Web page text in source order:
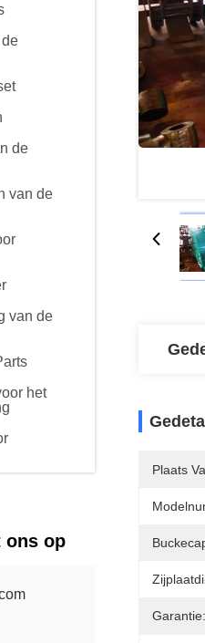
de
van de
van de
het
ons op
Plaats
Garantie: